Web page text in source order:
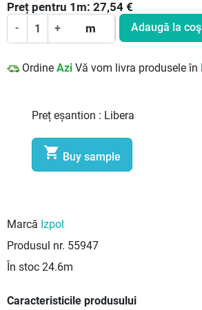
Preț pentru 1 m: 27,54 €
- + m Adaugă la coş
Ordine Azi Vă vom livra produsele în
Preț eșantion : Libera
 Buy sample
Marcă Izpol
Produsul nr. 55947
În stoc 24.6m
Caracteristicile produsului